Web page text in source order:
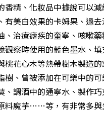
香精、化妝品中據說可以
有美白效果的卡姆果、過
、治療瘧疾的奎寧、咳嗽
觀察時使用的藍色墨水、
桃花心木等熱帶樹木製造
樹、曾被添加在可樂中的
、調酒中的通寧水、製作
料魔芋……等，有非常多與